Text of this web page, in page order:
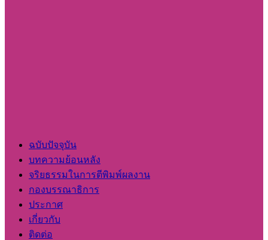
ฉบับปัจจุบัน
บทความย้อนหลัง
จริยธรรมในการตีพิมพ์ผลงาน
กองบรรณาธิการ
ประกาศ
เกี่ยวกับ
ติดต่อ